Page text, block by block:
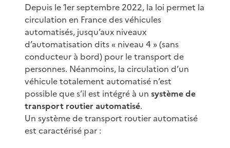
Depuis le 1er septembre 2022, la loi permet la
circulation en France des véhicules
automatisés, jusqu’aux niveaux
d’automatisation dits « niveau 4 » (sans
conducteur à bord) pour le transport de
personnes. Néanmoins, la circulation d’un
véhicule totalement automatisé n’est
possible que s’il est intégré à un système de
transport routier automatisé.
Un système de transport routier automatisé
est caractérisé par :